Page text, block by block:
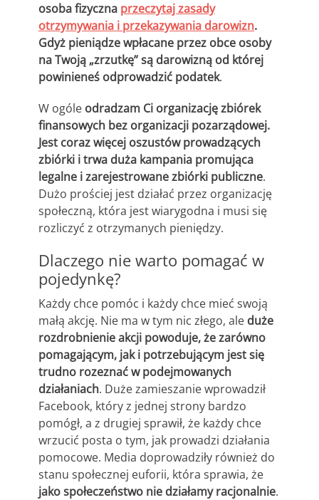
osoba fizyczna przeczytaj zasady
otrzymywania i przekazywania darowizn.
Gdyż pieniądze wpłacane przez obce osoby
na Twoją „zrzutkę” są darowizną od której
powinieneś odprowadzić podatek.
W ogóle odradzam Ci organizację zbiórek
finansowych bez organizacji pozarządowej.
Jest coraz więcej oszustów prowadzących
zbiórki i trwa duża kampania promująca
legalne i zarejestrowane zbiórki publiczne.
Dużo prościej jest działać przez organizację
społeczną, która jest wiarygodna i musi się
rozliczyć z otrzymanych pieniędzy.
Dlaczego nie warto pomagać w
pojedynkę?
Każdy chce pomóc i każdy chce mieć swoją
małą akcję. Nie ma w tym nic złego, ale duże
rozdrobnienie akcji powoduje, że zarówno
pomagającym, jak i potrzebującym jest się
trudno rozeznać w podejmowanych
działaniach. Duże zamieszanie wprowadził
Facebook, który z jednej strony bardzo
pomógł, a z drugiej sprawił, że każdy chce
wrzucić posta o tym, jak prowadzi działania
pomocowe. Media doprowadziły również do
stanu społecznej euforii, która sprawia, że
jako społeczeństwo nie działamy racjonalnie.